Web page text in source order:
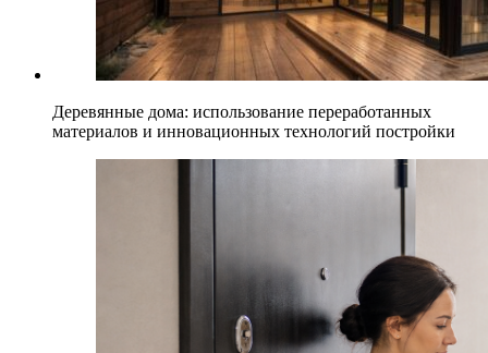
Деревянные дома: использование переработанных
материалов и инновационных технологий постройки